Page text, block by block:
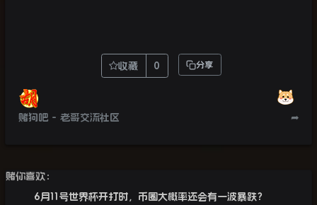
收藏 0 分享
赌狗吧 - 老哥交流社区 ➦
赌你喜欢：
6月11号世界杯开打时，币圈大概率还会有一波暴跌？